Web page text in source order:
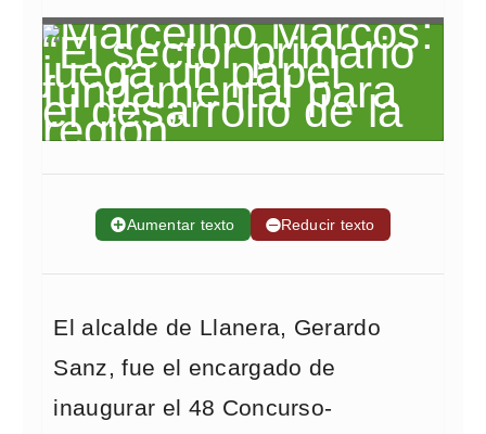
➕Aumentar texto ➖Reducir texto
El alcalde de Llanera, Gerardo
Sanz, fue el encargado de
inaugurar el 48 Concurso-